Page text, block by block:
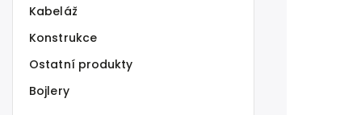
Kabeláž
Konstrukce
Ostatní produkty
Bojlery